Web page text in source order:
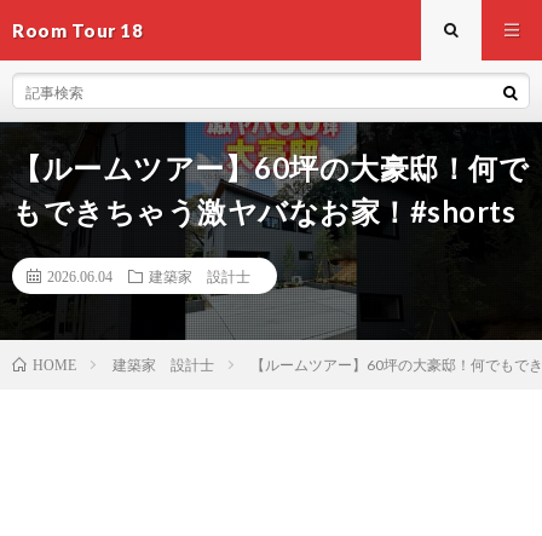
Room Tour 18
【ルームツアー】60坪の大豪邸！何で
もできちゃう激ヤバなお家！#shorts
2026.06.04 建築家 設計士
HOME 建築家 設計士 【ルームツアー】60坪の大豪邸！何でもで